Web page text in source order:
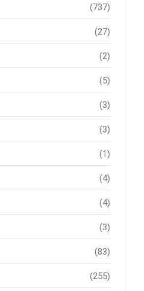
(737)
(27)
(2)
(5)
(3)
(3)
(1)
(4)
(4)
(3)
(83)
(255)